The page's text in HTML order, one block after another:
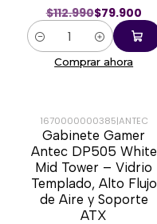
$112.990$79.900
Cantidad
Comprar ahora
-47%
1670000000385|ANTEC
Gabinete Gamer
Antec DP505 White
Mid Tower – Vidrio
Templado, Alto Flujo
de Aire y Soporte
ATX